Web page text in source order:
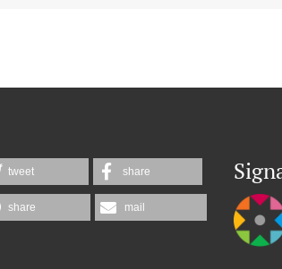
tweet share
share mail